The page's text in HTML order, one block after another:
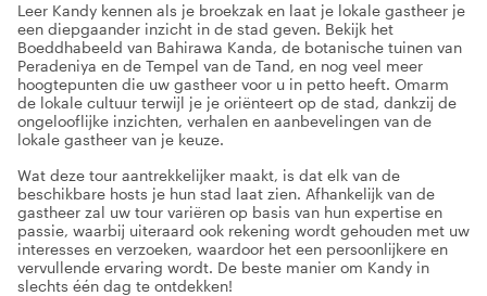
Leer Kandy kennen als je broekzak en laat je lokale gastheer je
een diepgaander inzicht in de stad geven. Bekijk het
Boeddhabeeld van Bahirawa Kanda, de botanische tuinen van
Peradeniya en de Tempel van de Tand, en nog veel meer
hoogtepunten die uw gastheer voor u in petto heeft. Omarm
de lokale cultuur terwijl je je oriënteert op de stad, dankzij de
ongelooflijke inzichten, verhalen en aanbevelingen van de
lokale gastheer van je keuze.
Wat deze tour aantrekkelijker maakt, is dat elk van de
beschikbare hosts je hun stad laat zien. Afhankelijk van de
gastheer zal uw tour variëren op basis van hun expertise en
passie, waarbij uiteraard ook rekening wordt gehouden met uw
interesses en verzoeken, waardoor het een persoonlijkere en
vervullende ervaring wordt. De beste manier om Kandy in
slechts één dag te ontdekken!